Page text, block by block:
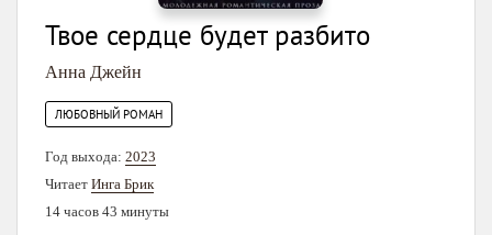
Твое сердце будет разбито
Анна Джейн
ЛЮБОВНЫЙ РОМАН
Год выхода: 2023
Читает Инга Брик
14 часов 43 минуты